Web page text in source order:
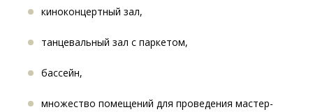
киноконцертный зал,
танцевальный зал с паркетом,
бассейн,
множество помещений для проведения мастер-